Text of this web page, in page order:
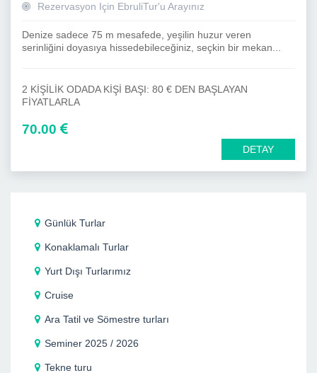
Rezervasyon Için EbruliTur'u Arayınız
Denize sadece 75 m mesafede, yeşilin huzur veren
serinliğini doyasıya hissedebileceğiniz, seçkin bir mekan...
2 KİŞİLİK ODADA KİŞİ BAŞI: 80 € DEN BAŞLAYAN
FİYATLARLA
70.00
DETAY
Günlük Turlar
Konaklamalı Turlar
Yurt Dışı Turlarımız
Cruise
Ara Tatil ve Sömestre turları
Seminer 2025 / 2026
Tekne turu